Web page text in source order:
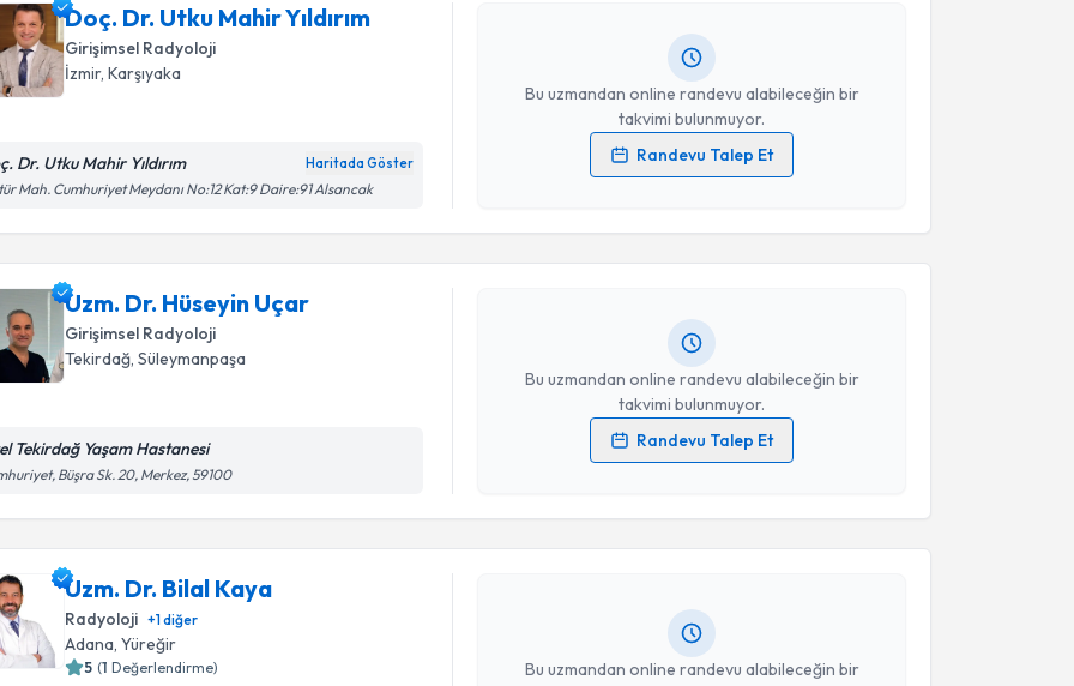
Doç. Dr. Utku Mahir Yıldırım
Girişimsel Radyoloji
İzmir,Karşıyaka
Dr. Utku Mahir Yıldırım Haritada Göster
Mah. Cumhuriyet Meydanı No:12 Kat:9 Daire:91 Alsancak
Bu uzmandan online randevu alabileceğin bir
takvimi bulunmuyor.
Randevu Talep Et
Kişisel verilerimin işlenmesine ilişkinAydınlatma Metni
işlenmesini kabul ediyorum.
Uzm. Dr. Hüseyin Uçar
Girişimsel Radyoloji
Tekirdağ,Süleymanpaşa
Tekirdağ Yaşam Hastanesi
Büşra Sk. 20, Merkez, 59100
Bu uzmandan online randevu alabileceğin bir
takvimi bulunmuyor.
Randevu Talep Et
Randevu Takvimi Talebi
Kişisel verilerimin işlenmesine ilişkinAydınlatma Metni
işlenmesini kabul ediyorum.
Uzm. Dr. Bilal Kaya
Radyoloji +1diğer
Adana,Yüreğir
5 (1 Değerlendirme)
Bu uzmandan online randevu alabileceğin bir
Randevu Takvimi Talebi